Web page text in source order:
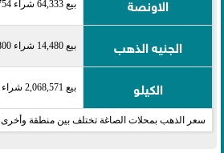
الاونصة بيع 64,333 شراء 65,754
الجنيه الذهب بيع 14,480 شراء 14,800
الكيلو بيع 2,068,571 شراء 2,114,286
سعر الذهب بمحلات الصاغة تختلف بين منطقة وأخرى